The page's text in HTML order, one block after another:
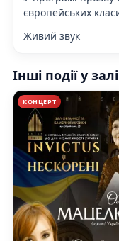
європейських
Живий звук
Інші події у залі
КОНЦЕРТ